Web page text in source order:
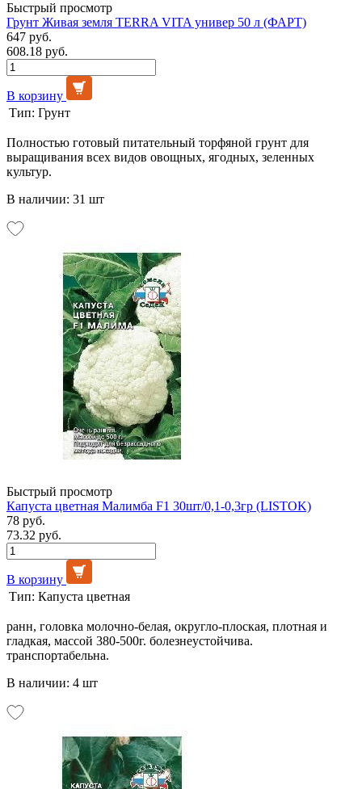
Быстрый просмотр
Грунт Живая земля TERRA VITA универ 50 л (ФАРТ)
647 руб.
608.18 руб.
В корзину
Тип: Грунт
Полностью готовый питательный торфяной грунт для
выращивания всех видов овощных, ягодных, зеленных
культур.
В наличии: 31 шт
Быстрый просмотр
Капуста цветная Малимба F1 30шт/0,1-0,3гр (LISTOK)
78 руб.
73.32 руб.
В корзину
Тип: Капуста цветная
ранн, головка молочно-белая, округло-плоская, плотная и
гладкая, массой 380-500г. болезнеустойчива.
транспортабельна.
В наличии: 4 шт